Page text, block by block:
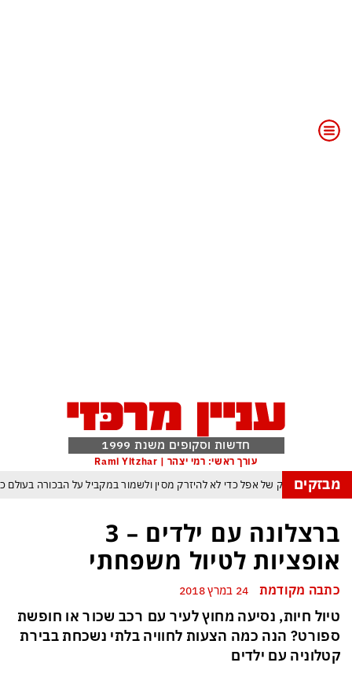
חדשות וסקופים משנת 1999
עורך ראשי: רמי יצהר | Rami Yitzhar
מבזקיםהטריק של אפל כדי לא להיזרק מסין ולשמור במקביל על הבכורה בעולם
של טראמפ המאיים למוטט את כלכלת ארה״ב ומבודד את ישראל יותר מאי
ופקיסטן הגרעינית חותמות על הסכם הגנה המשנה מהיסוד את מאזן הכוחות
במשחק חסר החשיבות מדגישה את התגברות החוליגניזם הפראי בכדורגל
פיפ״א: הכסף הערבי עלול לנצח ולסכן את הכדורגל האירופי וכמובן גם את
ברצלונה עם ילדים – 3
אופציות לטיול משפחתי
כתבה מקודמת
טיול חיות, נסיעה מחוץ לעיר עם רכב שכור או חופשת
ספורט? הנה כמה הצעות לחוויה בלתי נשכחת בבירת
קטלוניה עם ילדים